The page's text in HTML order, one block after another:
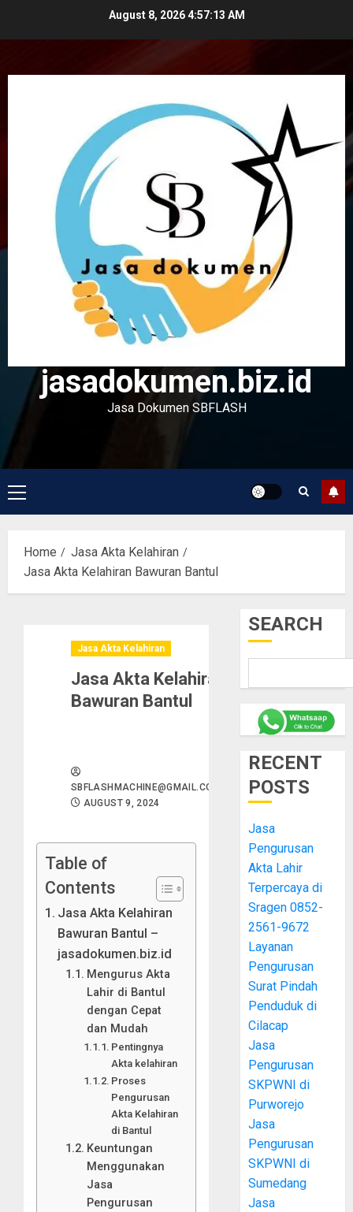
August 8, 20264:57:14 AM
jasadokumen.biz.id
Jasa Dokumen SBFLASH
Primary
Menu
Home
Jasa Akta Kelahiran
Jasa Akta Kelahiran Bawuran Bantul
Jasa Akta Kelahiran
Jasa Akta Kelahiran
Bawuran Bantul
SBFLASHMACHINE@GMAIL.COM
AUGUST 9, 2024
Table of
Contents
Jasa Akta Kelahiran
Bawuran Bantul –
jasadokumen.biz.id
Mengurus Akta
Lahir di Bantul
dengan Cepat
dan Mudah
Pentingnya
Akta kelahiran
Proses
Pengurusan
Akta Kelahiran
di Bantul
Keuntungan
Menggunakan
Jasa
Pengurusan
SEARCH
RECENT
POSTS
Jasa
Pengurusan
Akta Lahir
Terpercaya di
Sragen 0852-
2561-9672
Layanan
Pengurusan
Surat Pindah
Penduduk di
Cilacap
Jasa
Pengurusan
SKPWNI di
Purworejo
Jasa
Pengurusan
SKPWNI di
Sumedang
Jasa